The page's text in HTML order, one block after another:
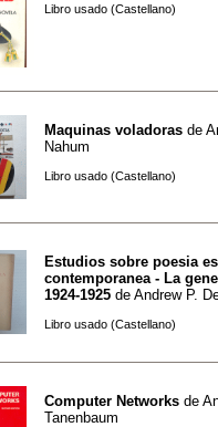
Libro usado (Castellano)
Maquinas voladoras de
Nahum
Libro usado (Castellano)
Estudios sobre poesia
contemporanea - La
1924-1925 de Andrew P.
Libro usado (Castellano)
Computer Networks de
Tanenbaum